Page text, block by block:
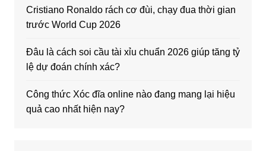
Cristiano Ronaldo rách cơ đùi, chạy đua thời gian
trước World Cup 2026
Đâu là cách soi cầu tài xỉu chuẩn 2026 giúp tăng tỷ
lệ dự đoán chính xác?
Công thức Xóc đĩa online nào đang mang lại hiệu
quả cao nhất hiện nay?